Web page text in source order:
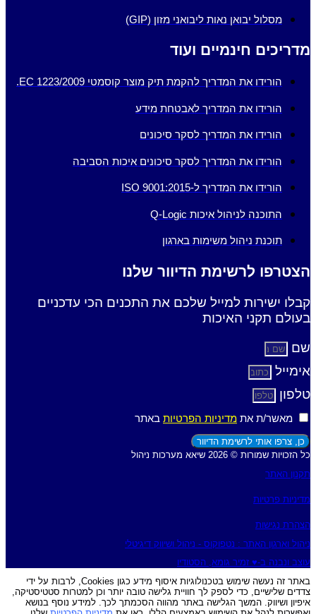
מסלול יבואן נאות ליבואני מזון (GIP)
מדריכים חינמיים ועוד
הורידו את המדריך להקמת תיק מוצר קוסמטי EC 1223/2009.
הורידו את המדריך לאבטחת מידע
הורידו את המדריך לסקר סיכונים
הורידו את המדריך לסקר סיכונים איכות הסביבה
הורידו את המדריך ל-ISO 9001:2015
התוכנה לניהול איכות Q-Logic
תוכנת ניהול משימות בארגון
הצטרפו לרשימת הדיוור שלנו
קבלו ישירות למייל שלכם את התכנים הכי עדכניים
בעולם תקני האיכות
שם
אימייל
טלפון
מאשר/ת את מדיניות הפרטיות באתר
כן, צרפו אותי לרשימת הדיוור
כל הזכויות שמורות © 2026 שיאא מערכות ניהול
תקנון האתר
מדיניות פרטיות
הצהרת נגישות
ניהול וארגון האתר : נטפוקוס - ניהול ושיווק דיגיטלי
עוצב ונבנה ב-♥︎ זמיר גומא, הסטודיו
באתר זה נעשה שימוש בטכנולוגיות איסוף מידע כגון Cookies, לרבות על ידי
צדדים שלישיים, כדי לספק לך חוויית גלישה טובה יותר וכן למטרות סטטיסטיקה,
איפיון ושיווק. המשך הגלישה באתר מהווה הסכמתך לכך. למידע נוסף בנושא